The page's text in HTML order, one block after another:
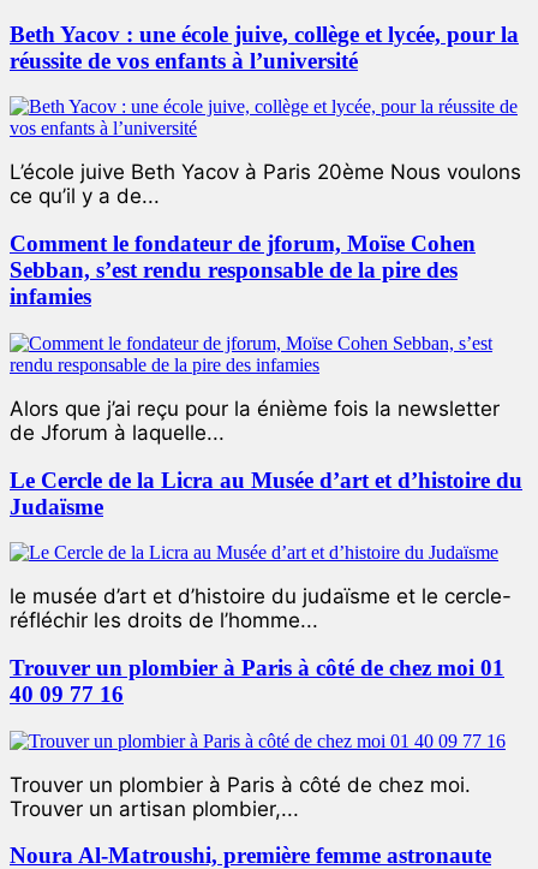
Beth Yacov : une école juive, collège et lycée, pour la
réussite de vos enfants à l’université
L’école juive Beth Yacov à Paris 20ème Nous voulons
ce qu’il y a de...
Comment le fondateur de jforum, Moïse Cohen
Sebban, s’est rendu responsable de la pire des
infamies
Alors que j’ai reçu pour la énième fois la newsletter
de Jforum à laquelle...
Le Cercle de la Licra au Musée d’art et d’histoire du
Judaïsme
le musée d’art et d’histoire du judaïsme et le cercle-
réfléchir les droits de l’homme...
Trouver un plombier à Paris à côté de chez moi 01
40 09 77 16
Trouver un plombier à Paris à côté de chez moi.
Trouver un artisan plombier,...
Noura Al-Matroushi, première femme astronaute